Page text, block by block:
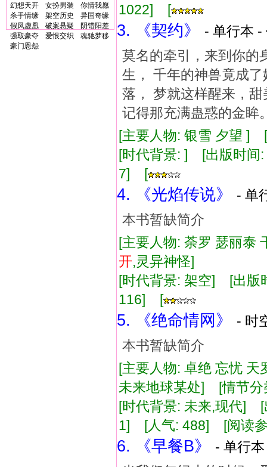
幻想天开
女扮男装
你情我愿
杀手情缘
架空历史
异国奇缘
假凤虚凰
破案悬疑
阴错阳差
强取豪夺
爱恨交织
魂驰梦移
豪门恩怨
1022] [
3. 《契约》
- 单行本
莫名的牵引，来到你的
生， 千年的神兽竟成
落， 梦就这样醒来，
记得那充满蛊惑的金眸
[主要人物: 银雪 夕望
[时代背景: ] [出版时
7] [
4. 《光焰传说》
- 单
本书暂缺简介
[主要人物: 荼罗 瑟丽
开,灵异神怪]
[时代背景: 架空] [出
116] [
5. 《绝命情网》
- 时
本书暂缺简介
[主要人物: 卓绝 忘忧
未来地球某处] [情节分
[时代背景: 未来,现代]
1] [人气: 488] [阅读参
6. 《早餐B》
- 单行